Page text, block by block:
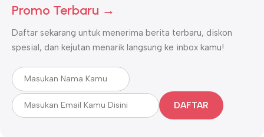
Promo Terbaru →
Daftar sekarang untuk menerima berita terbaru, diskon
spesial, dan kejutan menarik langsung ke inbox kamu!
DAFTAR